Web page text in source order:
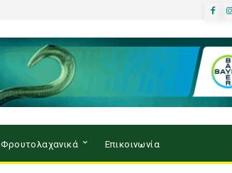
Φρουτολαχανικά Επικοινωνία